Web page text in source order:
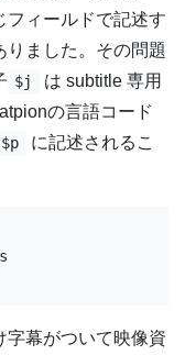
フィールドで記述す
りました。その問題
$j
は subtitle 専用
の言語コード
$p
に記述されるこ
字幕がついて映像資